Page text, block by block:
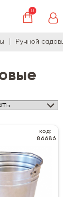
0
Ручной
код:
86686